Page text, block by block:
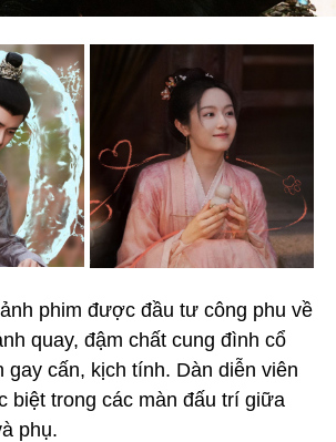
phim được đầu tư công phu về
quay, đậm chất cung đình cổ
gay cấn, kịch tính. Dàn diễn viên
biệt trong các màn đấu trí giữa
phụ.